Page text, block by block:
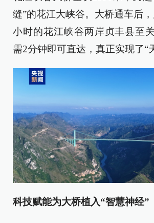
缝”的花江大峡谷。大桥通车后
小时的花江峡谷两岸贞丰县至
需2分钟即可直达，真正实现了“
科技赋能为大桥植入“智慧神经”